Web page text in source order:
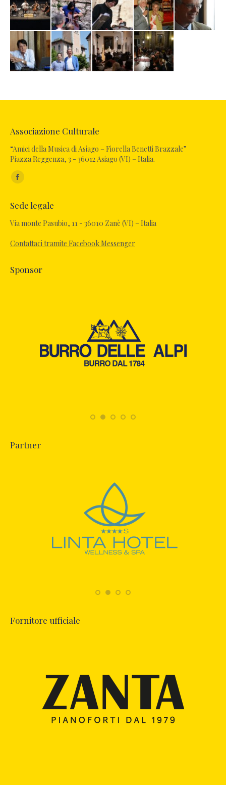
Associazione Culturale
“Amici della Musica di Asiago – Fiorella Benetti Brazzale”
Piazza Reggenza, 3 - 36012 Asiago (VI) – Italia.
Ci puoi trovare su:
Facebook
opens
in
window
Sede legale
Via monte Pasubio, 11 - 36010 Zanè (VI) – Italia
Contattaci tramite Facebook Messenger
Sponsor
Partner
Fornitore ufficiale